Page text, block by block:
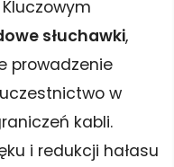
słuchawki,
prowadzenie
w
kabli.
i redukcji hałasu